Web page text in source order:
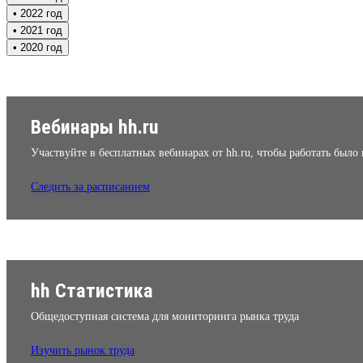
• 2022 год
• 2021 год
• 2020 год
Вебинары hh.ru
Участвуйте в бесплатных вебинарах от hh.ru, чтобы работать было
Следить за расписанием
hh Статистика
Общедоступная система для мониторинга рынка труда
Изучить рынок труда